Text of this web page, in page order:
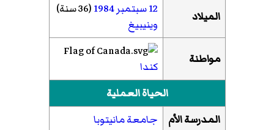
الميلاد 12 سبتمبر 1984(36 سنة)
وينيبيغ
مواطنة
كندا
الحياة العملية
المدرسة الأم
جامعة مانيتوبا